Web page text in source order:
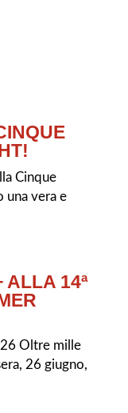
Cinque
una vera e
ALLA 14ª
Oltre mille
26 giugno,